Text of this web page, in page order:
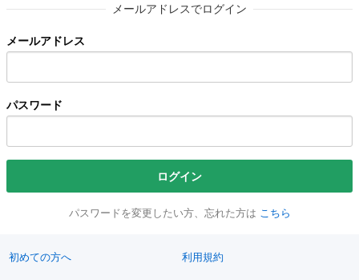
メールアドレスでログイン
メールアドレス
パスワード
ログイン
パスワードを変更したい方、忘れた方は こちら
初めての方へ 利用規約